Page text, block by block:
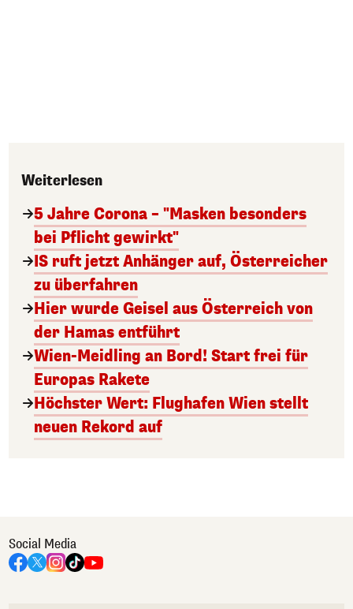
Weiterlesen
5 Jahre Corona – "Masken besonders
bei Pflicht gewirkt"
IS ruft jetzt Anhänger auf, Österreicher
zu überfahren
Hier wurde Geisel aus Österreich von
der Hamas entführt
Wien-Meidling an Bord! Start frei für
Europas Rakete
Höchster Wert: Flughafen Wien stellt
neuen Rekord auf
Social Media